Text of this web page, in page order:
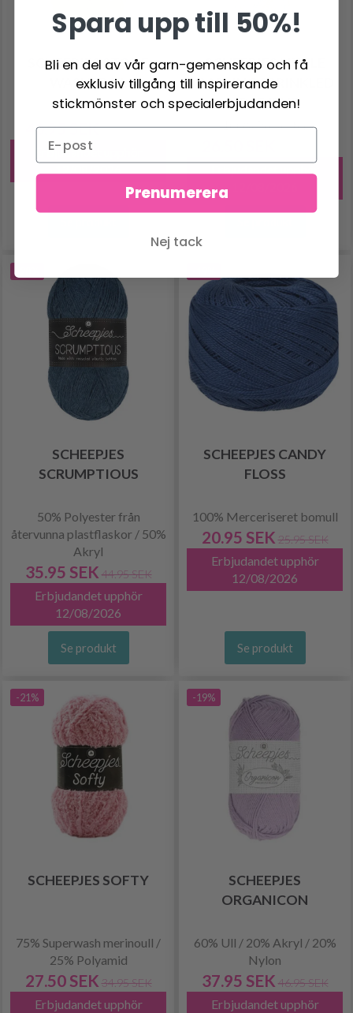
SCHEEPJES STONE
WASHED XL
40.95 SEK50.95 SEK
Erbjudandet upphör
SCHEEPJES LITTLE
DARLING SPRINKLED
GRADIENT
100% Polyester
SCHEEPJES
SCRUMPTIOUS
50% Polyester från
återvunna plastflaskor / 50%
Akryl
35.95 SEK 44.95 SEK
Erbjudandet upphör
12/08/2026
Se produkt
SCHEEPJES CANDY
FLOSS
100% Merceriseret bomull
20.95 SEK 25.95 SEK
Erbjudandet upphör
12/08/2026
Se produkt
-21%
SCHEEPJES SOFTY
75% Superwash merinoull /
25% Polyamid
27.50 SEK 34.95 SEK
Erbjudandet upphör
-19%
SCHEEPJES
ORGANICON
60% Ull / 20% Akryl / 20%
Nylon
37.95 SEK 46.95 SEK
Erbjudandet upphör
Spara upp till 50%!
Bli en del av vår garn-gemenskap och få
exklusiv tillgång till inspirerande
stickmönster och specialerbjudanden!
Prenumerera
Nej tack